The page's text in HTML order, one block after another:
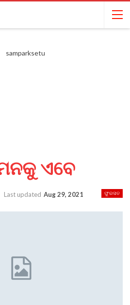
ଏବେ
ଫୁରସତ
Last updated Aug 29, 2021